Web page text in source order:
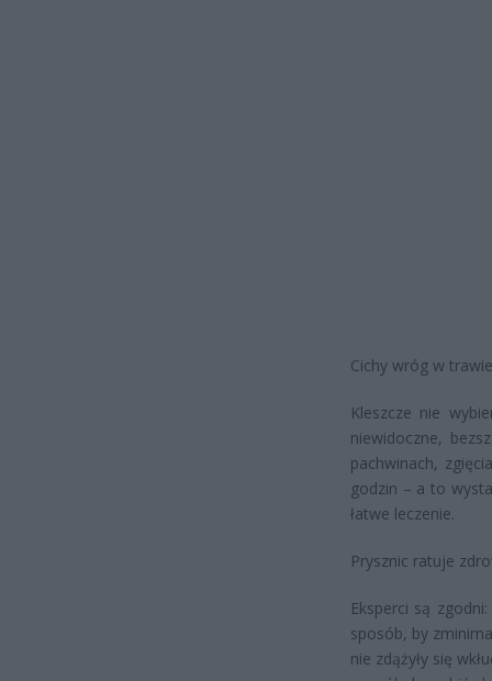
Cichy wróg w
Kleszcze nie
niewidoczne,
pachwinach,
godzin – a to
łatwe leczenie.
Prysznic ratuje
Eksperci są
sposób, by
nie zdążyły się